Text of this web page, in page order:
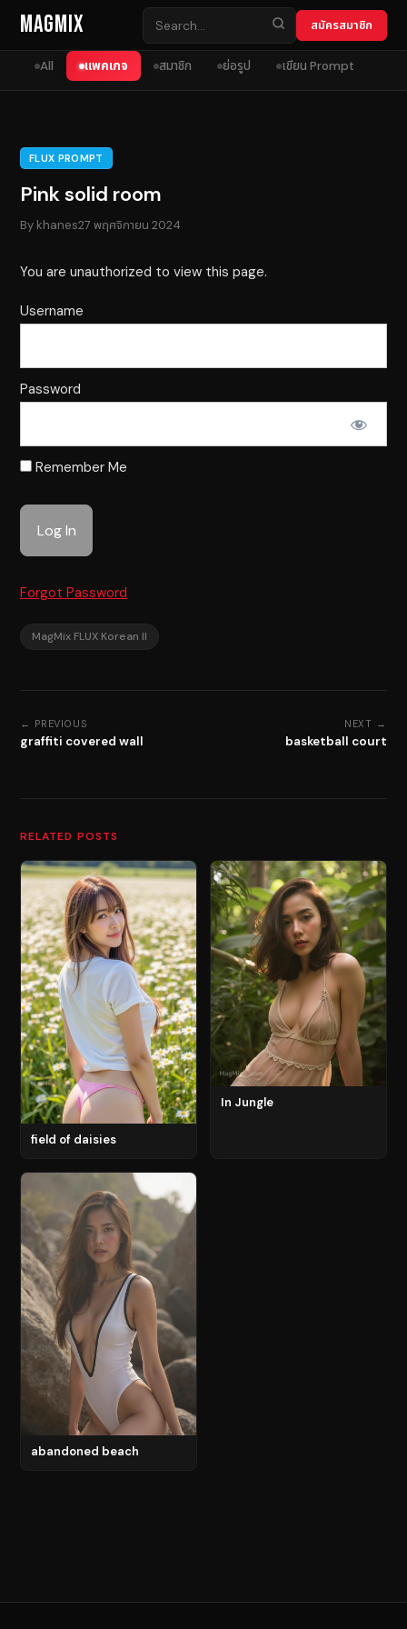
Skip to content
MagMix สมัครสมาชิก
All แพคเกจ สมาชิก ย่อรูป เขียน Prompt
FLUX PROMPT
Pink solid room
By khanes27 พฤศจิกายน 2024
You are unauthorized to view this page.
Username
Password
Remember Me
Forgot Password
MagMix FLUX Korean II
← PREVIOUS
graffiti covered wall
NEXT →
basketball court
RELATED POSTS
field of daisies
In Jungle
abandoned beach